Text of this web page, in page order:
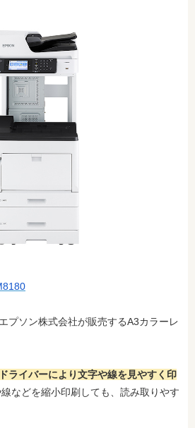
プソン株式会社が販売するA3カラーレ
ライバーにより文字や線を見やすく印
などを縮小印刷しても、読み取りやす